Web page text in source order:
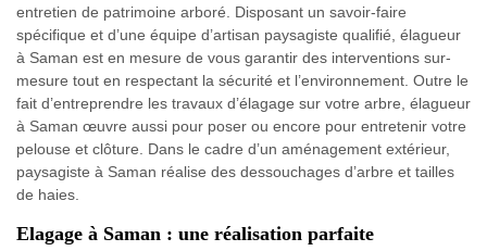
entretien de patrimoine arboré. Disposant un savoir-faire
spécifique et d’une équipe d’artisan paysagiste qualifié, élagueur
à Saman est en mesure de vous garantir des interventions sur-
mesure tout en respectant la sécurité et l’environnement. Outre le
fait d’entreprendre les travaux d’élagage sur votre arbre, élagueur
à Saman œuvre aussi pour poser ou encore pour entretenir votre
pelouse et clôture. Dans le cadre d’un aménagement extérieur,
paysagiste à Saman réalise des dessouchages d’arbre et tailles
de haies.
Elagage à Saman : une réalisation parfaite